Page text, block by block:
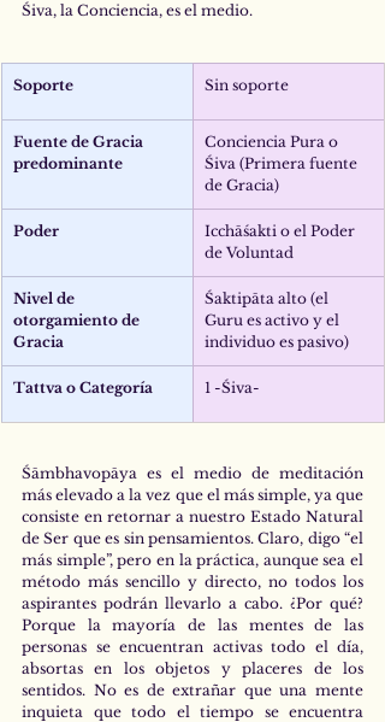
Śiva, la Conciencia, es el medio.
Soporte Sin soporte
Fuente de Gracia
predominante
Conciencia Pura o
Śiva (Primera fuente
de Gracia)
Poder
Icchāśakti o el Poder
de Voluntad
Nivel de
otorgamiento de
Gracia
Śaktipāta alto (el
Guru es activo y el
individuo es pasivo)
Tattva o Categoría 1 -Śiva-
Śāmbhavopāya es el medio de meditación
más elevado a la vez que el más simple, ya que
consiste en retornar a nuestro Estado Natural
de Ser que es sin pensamientos. Claro, digo “el
más simple”, pero en la práctica, aunque sea el
método más sencillo y directo, no todos los
aspirantes podrán llevarlo a cabo. ¿Por qué?
Porque la mayoría de las mentes de las
personas se encuentran activas todo el día,
absortas en los objetos y placeres de los
sentidos. No es de extrañar que una mente
inquieta que todo el tiempo se encuentra